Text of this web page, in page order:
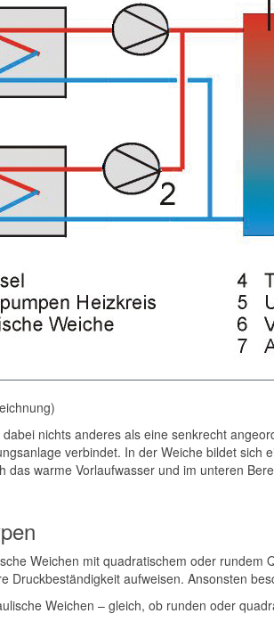
nichts anderes als eine senkrecht
verbindet. In der Weiche bildet
das warme Vorlaufwasser und im unteren
Weichen mit quadratischem oder
Druckbeständigkeit aufweisen. Ansonsten
Weichen – gleich, ob runden oder